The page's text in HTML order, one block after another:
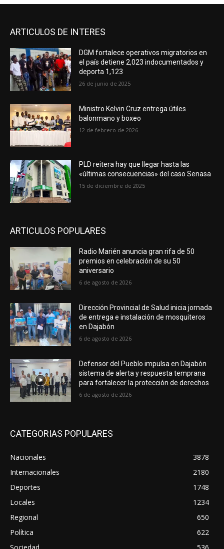
ARTICULOS DE INTERES
DGM fortalece operativos migratorios en
el país detiene 2,023 indocumentados y
deporta 1,123
26 de junio de 2025
Ministro Kelvin Cruz entrega útiles
balonmano y boxeo
12 de febrero de 2026
PLD reitera hay que llegar hasta las
«últimas consecuencias» del caso Senasa
15 de diciembre de 2025
ARTICULOS POPULARES
Radio Marién anuncia gran rifa de 50
premios en celebración de su 50
aniversario
6 de agosto de 2026
Dirección Provincial de Salud inicia jornada
de entrega e instalación de mosquiteros
en Dajabón
6 de agosto de 2026
Defensor del Pueblo impulsa en Dajabón
sistema de alerta y respuesta temprana
para fortalecer la protección de derechos
6 de agosto de 2026
CATEGORIAS POPULARES
Nacionales
3878
Internacionales
2180
Deportes
1748
Locales
1234
Regional
650
Política
622